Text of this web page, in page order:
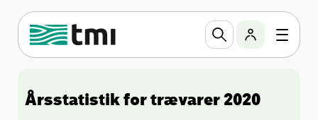
Årsstatistik for trævarer 2020